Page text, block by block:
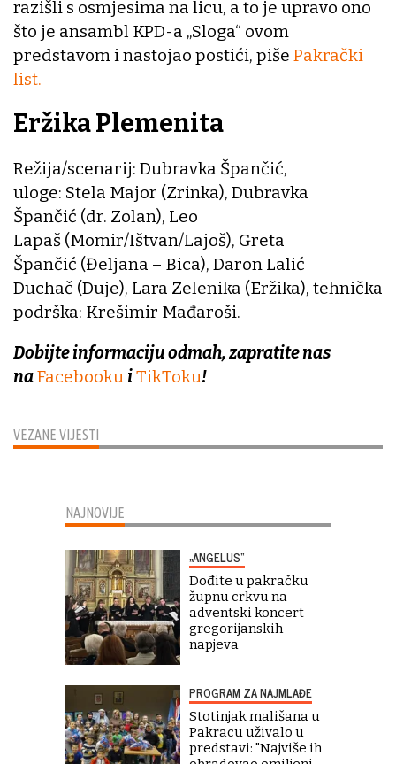
VEZANE VIJESTI
razišli s osmjesima na licu, a to je upravo ono
što je ansambl KPD-a „Sloga“ ovom
predstavom i nastojao postići, piše Pakrački
list.
Eržika Plemenita
Režija/scenarij: Dubravka Špančić,
uloge: Stela Major (Zrinka), Dubravka
Špančić (dr. Zolan), Leo
Lapaš (Momir/Ištvan/Lajoš), Greta
Špančić (Đeljana – Bica), Daron Lalić
Duchač (Duje), Lara Zelenika (Eržika), tehnička
podrška: Krešimir Mađaroši.
Dobijte informaciju odmah, zapratite nas
naFacebookuiTikToku!
NAJNOVIJE
„ANGELUS“
Dođite u pakračku
župnu crkvu na
adventski koncert
gregorijanskih
napjeva
PROGRAM ZA NAJMLAĐE
Stotinjak mališana u
Pakracu uživalo u
predstavi: "Najviše ih